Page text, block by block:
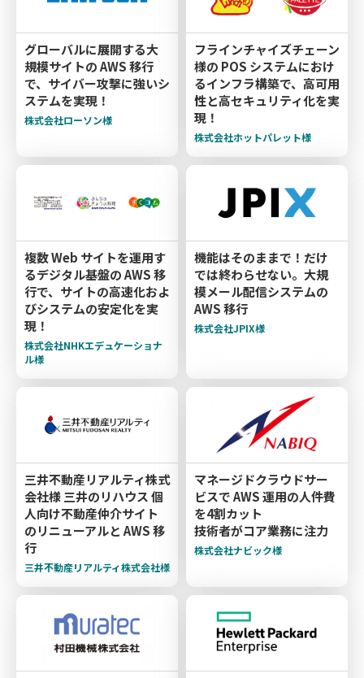
グローバルに展開する大
規模サイトの AWS 移行
で、サイバー攻撃に強いシ
ステムを実現！
株式会社ローソン様
フラインチャイズチェーン
様の POS システムにおけ
るインフラ構築で、高可用
性と高セキュリティ化を実
現！
株式会社ホットパレット様
複数 Web サイトを運用す
るデジタル基盤の AWS 移
行で、サイトの高速化およ
びシステムの安定化を実
現！
株式会社NHKエデュケーショナ
ル様
機能はそのままで！だけ
では終わらせない。大規
模メール配信システムの
AWS 移行
株式会社JPIX様
三井不動産リアルティ株式
会社様 三井のリハウス 個
人向け不動産仲介サイト
のリニューアルと AWS 移
行
三井不動産リアルティ株式会社様
マネージドクラウドサー
ビスで AWS 運用の人件費
を4割カット
技術者がコア業務に注力
株式会社ナビック様